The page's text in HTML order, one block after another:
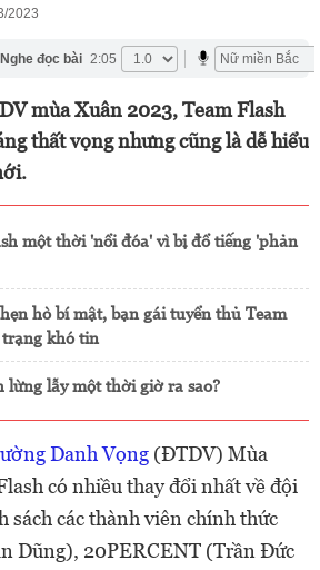
2023
Nghe đọc bài 2:05
mùa Xuân 2023, Team Flash
thất vọng nhưng cũng là dễ hiểu
một thời 'nổi đóa' vì bị đổ tiếng 'phản
hò bí mật, bạn gái tuyển thủ Team
khó tin
lừng lẫy một thời giờ ra sao?
Danh Vọng (ĐTDV) Mùa
có nhiều thay đổi nhất về đội
sách các thành viên chính thức
Dũng), 20PERCENT (Trần Đức